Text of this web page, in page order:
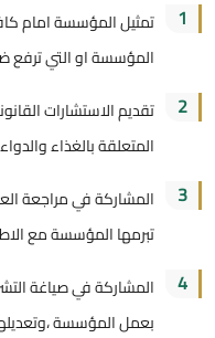
1
تمثيل المؤسسة امام
المؤسسة او التي ترفع
2
تقديم الاستشارات
المتعلقة بالغذاء
3
المشاركة في مراجعة
تبرمها المؤسسة مع
4
المشاركة في صياغة
بعمل المؤسسة